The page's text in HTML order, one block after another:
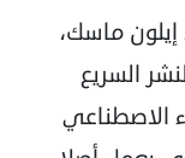
إيلون ماسك،
السريع
الاصطناعي